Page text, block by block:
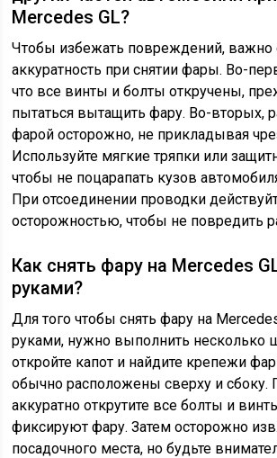
Mercedes GL?
Чтобы избежать повреждений, важно
аккуратность при снятии фары. Во-
что все винты и болты откручены,
пытаться вытащить фару. Во-вторых,
фарой осторожно, не прикладывая
Используйте мягкие тряпки или
чтобы не поцарапать кузов
При отсоединении проводки
осторожностью, чтобы не повредить
Как снять фару на Mercedes
руками?
Для того чтобы снять фару на
руками, нужно выполнить несколько
откройте капот и найдите крепежи
обычно расположены сверху и сбоку.
аккуратно открутите все болты и
фиксируют фару. Затем осторожно
посадочного места, но будьте